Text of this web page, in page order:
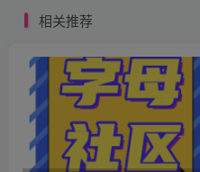
相关推荐